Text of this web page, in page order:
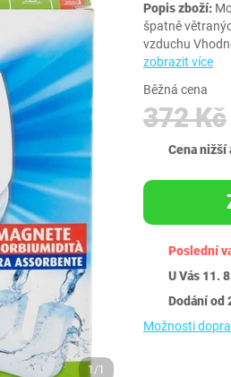
1/1
Popis zboží:
špatně
vzduchu
zobrazit více
Běžná cena
372 Kč
Cena nižší
Poslední
U Vás 11.
Dodání od
Možnosti